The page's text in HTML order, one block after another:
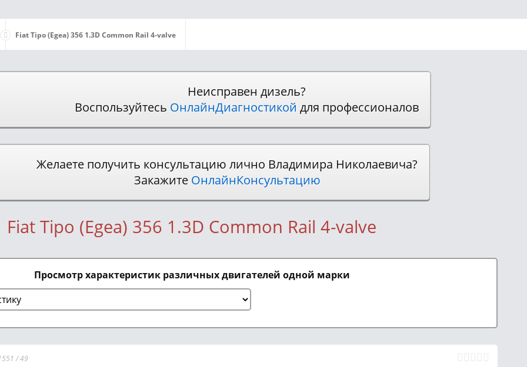
Fiat Tipo (Egea) 356 1.3D Common Rail 4-valve
Неисправен дизель?
Воспользуйтесь ОнлайнДиагностикой для профессионалов
Желаете получить консультацию лично Владимира Николаевича?
Закажите ОнлайнКонсультацию
Fiat Tipo (Egea) 356 1.3D Common Rail 4-valve
Просмотр характеристик различных двигателей одной марки
/49